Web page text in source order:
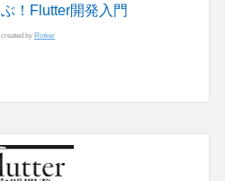
！Flutter開発入門
created by Rinker